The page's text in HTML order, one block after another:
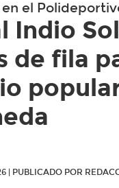
el
Indio
de fila
| PUBLICADO POR